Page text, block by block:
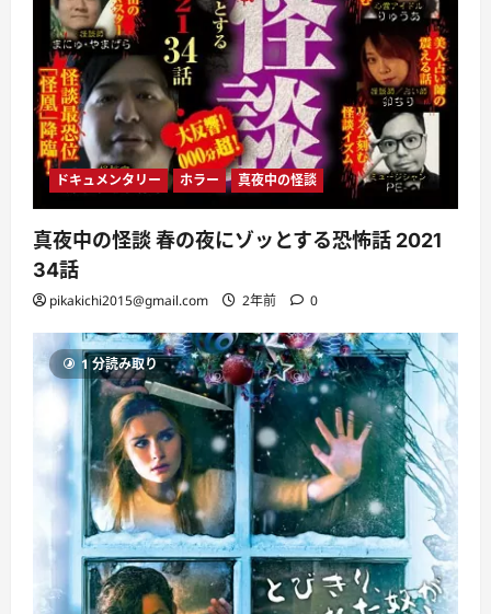
ドキュメンタリー ホラー 真夜中の怪談
真夜中の怪談 春の夜にゾッとする恐怖話 2021
34話
pikakichi2015@gmail.com 2年前 0
1 分読み取り